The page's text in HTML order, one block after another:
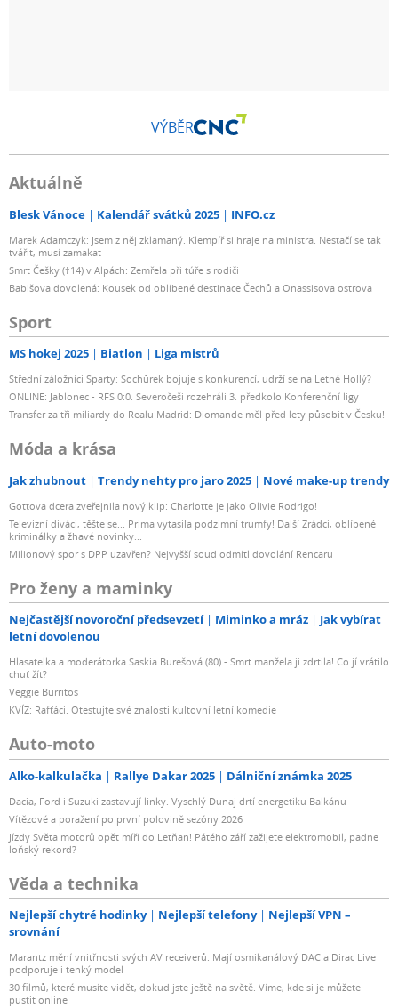
VÝBĚR
Aktuálně
Blesk Vánoce Kalendář svátků 2025 INFO.cz
Marek Adamczyk: Jsem z něj zklamaný. Klempíř si hraje na ministra. Nestačí se tak
tvářit, musí zamakat
Smrt Češky (†14) v Alpách: Zemřela při túře s rodiči
Babišova dovolená: Kousek od oblíbené destinace Čechů a Onassisova ostrova
Sport
MS hokej 2025 Biatlon Liga mistrů
Střední záložníci Sparty: Sochůrek bojuje s konkurencí, udrží se na Letné Hollý?
ONLINE: Jablonec - RFS 0:0. Severočeši rozehráli 3. předkolo Konferenční ligy
Transfer za tři miliardy do Realu Madrid: Diomande měl před lety působit v Česku!
Móda a krása
Jak zhubnout Trendy nehty pro jaro 2025 Nové make-up trendy
Gottova dcera zveřejnila nový klip: Charlotte je jako Olivie Rodrigo!
Televizní diváci, těšte se... Prima vytasila podzimní trumfy! Další Zrádci, oblíbené
kriminálky a žhavé novinky...
Milionový spor s DPP uzavřen? Nejvyšší soud odmítl dovolání Rencaru
Pro ženy a maminky
Nejčastější novoroční předsevzetí Miminko a mráz
Jak vybírat
letní dovolenou
Hlasatelka a moderátorka Saskia Burešová (80) - Smrt manžela ji zdrtila! Co jí vrátilo
chuť žít?
Veggie Burritos
KVÍZ: Rafťáci. Otestujte své znalosti kultovní letní komedie
Auto-moto
Alko-kalkulačka Rallye Dakar 2025 Dálniční známka 2025
Dacia, Ford i Suzuki zastavují linky. Vyschlý Dunaj drtí energetiku Balkánu
Vítězové a poražení po první polovině sezóny 2026
Jízdy Světa motorů opět míří do Letňan! Pátého září zažijete elektromobil, padne
loňský rekord?
Věda a technika
Nejlepší chytré hodinky Nejlepší telefony
Nejlepší VPN –
srovnání
Marantz mění vnitřnosti svých AV receiverů. Mají osmikanálový DAC a Dirac Live
podporuje i tenký model
30 filmů, které musíte vidět, dokud jste ještě na světě. Víme, kde si je můžete
pustit online